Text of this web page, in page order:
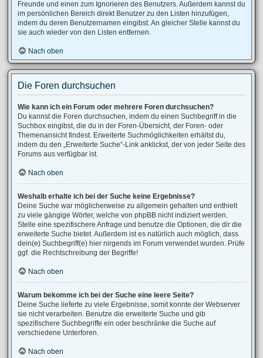
Freunde und einen zum Ignorieren des Benutzers. Außerdem kannst du
im persönlichen Bereich direkt Benutzer zu den Listen hinzufügen,
indem du deren Benutzernamen eingibst. An gleicher Stelle kannst du
sie auch wieder von den Listen entfernen.
Nach oben
Die Foren durchsuchen
Wie kann ich ein Forum oder mehrere Foren durchsuchen?
Du kannst die Foren durchsuchen, indem du einen Suchbegriff in die
Suchbox eingibst, die du in der Foren-Übersicht, der Foren- oder
Themenansicht findest. Erweiterte Suchmöglichkeiten erhältst du,
indem du den „Erweiterte Suche“-Link anklickst, der von jeder Seite des
Forums aus verfügbar ist.
Nach oben
Weshalb erhalte ich bei der Suche keine Ergebnisse?
Deine Suche war möglicherweise zu allgemein gehalten und enthielt
zu viele gängige Wörter, welche von phpBB nicht indiziert werden.
Stelle eine spezifischere Anfrage und benutze die Optionen, die dir die
erweiterte Suche bietet. Außerdem ist es natürlich auch möglich, dass
dein(e) Suchbegriff(e) hier nirgends im Forum verwendet wurden. Prüfe
ggf. die Rechtschreibung der Begriffe!
Nach oben
Warum bekomme ich bei der Suche eine leere Seite?
Deine Suche lieferte zu viele Ergebnisse, somit konnte der Webserver
sie nicht verarbeiten. Benutze die erweiterte Suche und gib
spezifischere Suchbegriffe ein oder beschränke die Suche auf
verschiedene Unterforen.
Nach oben